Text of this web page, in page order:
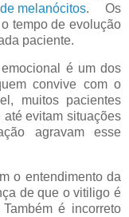
melanócitos. Os
tempo de evolução
paciente.
é um dos
convive com o
muitos pacientes
evitam situações
agravam esse
o entendimento da
de que o vitiligo é
é incorreto